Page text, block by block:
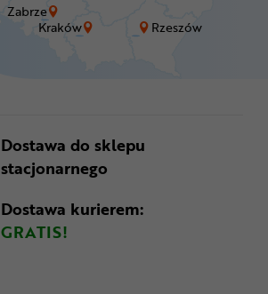
Kraków Rzeszów
Zabrze
Dostawa do sklepu
stacjonarnego
Dostawa kurierem:
GRATIS!